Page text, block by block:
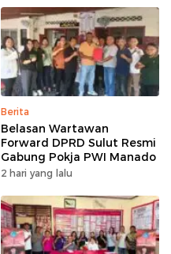
Berita
Belasan Wartawan
Forward DPRD Sulut Resmi
Gabung Pokja PWI Manado
2 hari yang lalu